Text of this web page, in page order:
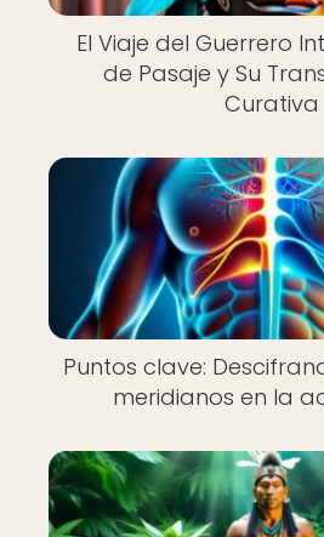
El Viaje del Guerrero
de Pasaje y Su
Curativa
Puntos clave:
meridianos en la